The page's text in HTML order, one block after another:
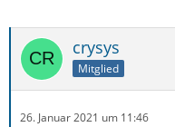
crysys
Mitglied
26. Januar 2021 um 11:46